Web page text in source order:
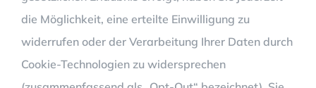
die Möglichkeit, eine erteilte Einwilligung zu
widerrufen oder der Verarbeitung Ihrer Daten durch
Cookie-Technologien zu widersprechen